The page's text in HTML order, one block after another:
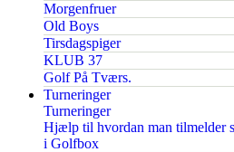
Morgenfruer
Old Boys
Tirsdagspiger
KLUB 37
Golf På Tværs.
Turneringer
Turneringer
Hjælp til hvordan man tilmelder
i Golfbox